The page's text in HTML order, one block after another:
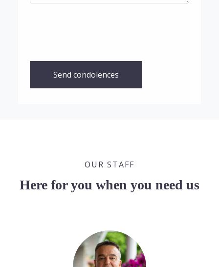
Send condolences
OUR STAFF
Here for you when you need us